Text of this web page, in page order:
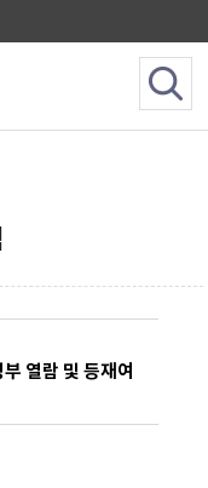
열람 및 등재여